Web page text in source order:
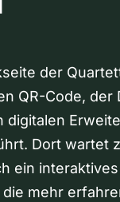
der
QR-Code, der
digitalen
Dort wartet
ein
die mehr